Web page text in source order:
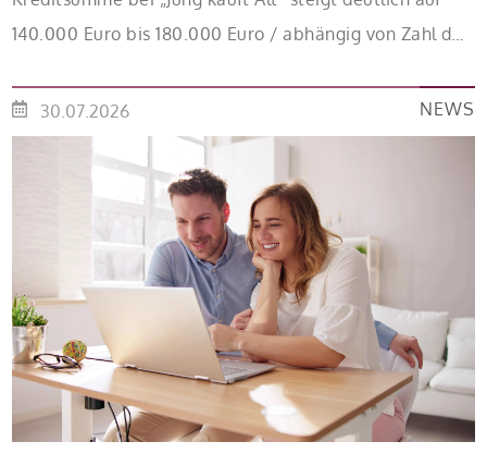
140.000 Euro bis 180.000 Euro / abhängig von Zahl der
verbilligt: Heutiger Zins bei 0,53 Prozent effektiv bei 35
Jahren Laufzeit und 10 Jahren Zinsbindung
Antragstellende verpflichten sich zu energetischer
Sanierung binnen 54 Monaten nach Förderzusage /
Sanierung in Einzelmaßnahmen […]
30.07.2026 NEWS